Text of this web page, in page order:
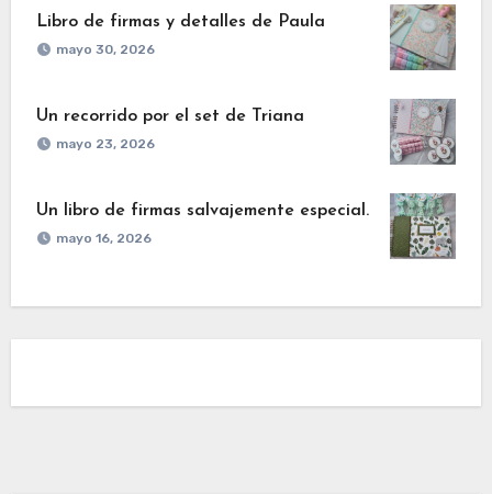
Libro de firmas y detalles de Paula
mayo 30, 2026
Un recorrido por el set de Triana
mayo 23, 2026
Un libro de firmas salvajemente especial.
mayo 16, 2026